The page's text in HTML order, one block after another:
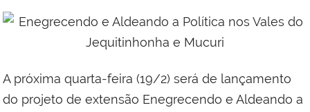
A próxima quarta-feira (19/2) será de lançamento
do projeto de extensão Enegrecendo e Aldeando a